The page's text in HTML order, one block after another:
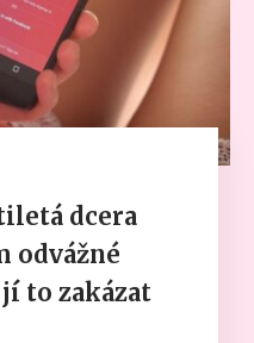
dcera
odvážné
to zakázat